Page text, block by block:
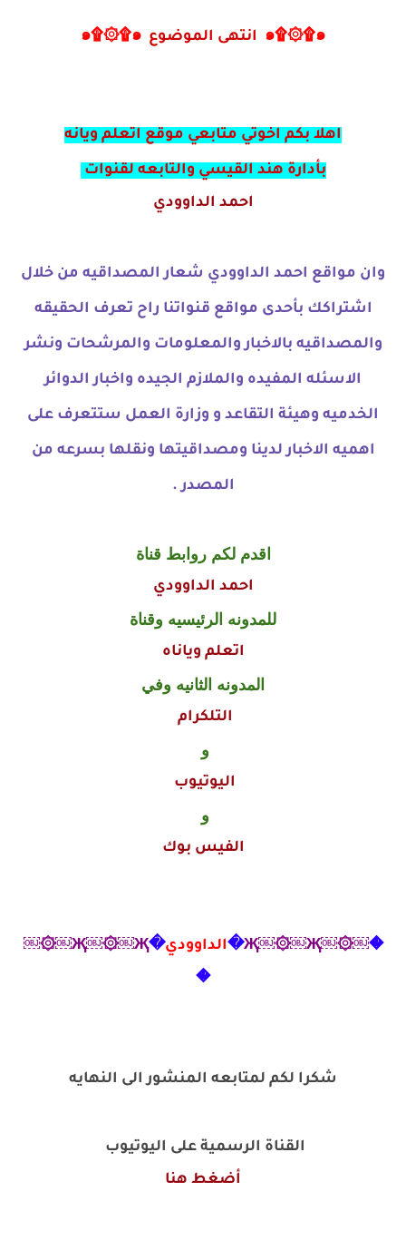
๑۩۞۩๑ انتهى الموضوع ๑۩۞۩๑
اهلا بكم اخوتي متابعي موقع اتعلم ويانه
بأدارة هند القيسي والتابعه لقنوات
احمد الداوودي
وان مواقع احمد الداوودي شعار المصداقيه من خلال
اشتراكك بأحدى مواقع قنواتنا راح تعرف الحقيقه
والمصداقيه بالاخبار والمعلومات والمرشحات ونشر
الاسئله المفيده والملازم الجيده واخبار الدوائر
الخدميه وهيئة التقاعد و وزارة العمل ستتعرف على
اهميه الاخبار لدينا ومصداقيتها ونقلها بسرعه من
المصدر .
اقدم لكم روابط قناة
احمد الداوودي
للمدونه الرئيسيه وقناة
اتعلم وياناه
المدونه الثانيه وفي
التلكرام
و
اليوتيوب
و
الفيس بوك
�￼۞￼Җ￼۞￼Җ �الداوودي�Җ￼۞￼Җ￼۞￼
�
شكرا لكم لمتابعه المنشور الى النهايه
القناة الرسمية على اليوتيوب
أضغط هنا